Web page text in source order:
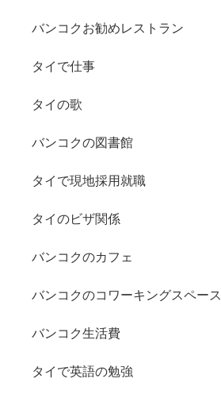
バンコクお勧めレストラン
タイで仕事
タイの歌
バンコクの図書館
タイで現地採用就職
タイのビザ関係
バンコクのカフェ
バンコクのコワーキングスペース
バンコク生活費
タイで英語の勉強